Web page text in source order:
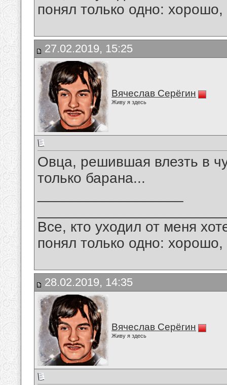
понял только одно:
27.02.2019, 15:25
Вячеслав Серёгин
Живу я здесь
Овца, решившая влезть в
только барана...
Все, кто уходил от меня
понял только одно:
28.02.2019, 14:35
Вячеслав Серёгин
Живу я здесь